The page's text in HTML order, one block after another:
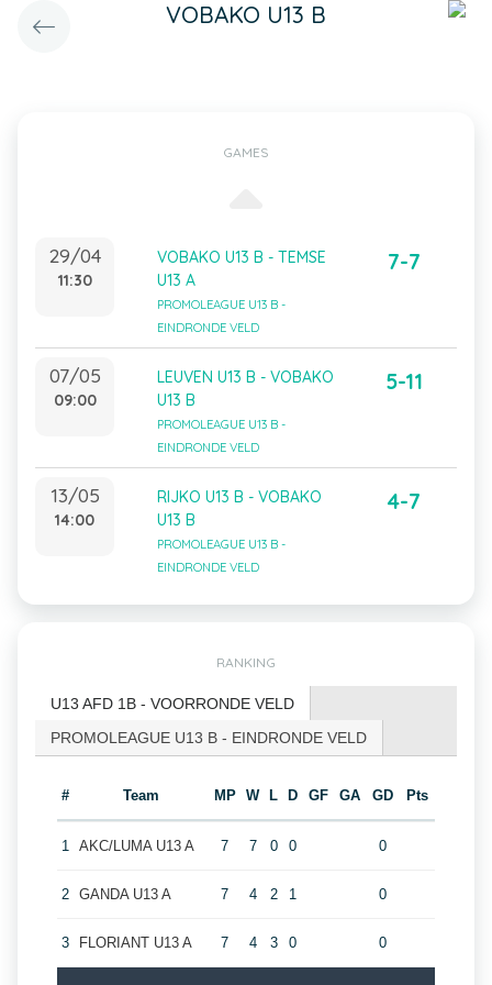
VOBAKO U13 B
GAMES
29/04
11:30
VOBAKO U13 B - TEMSE
U13 A
PROMOLEAGUE U13 B -
EINDRONDE VELD
7-7
07/05
09:00
LEUVEN U13 B - VOBAKO
U13 B
PROMOLEAGUE U13 B -
EINDRONDE VELD
5-11
13/05
14:00
RIJKO U13 B - VOBAKO
U13 B
PROMOLEAGUE U13 B -
EINDRONDE VELD
4-7
RANKING
U13 AFD 1B - VOORRONDE VELD
PROMOLEAGUE U13 B - EINDRONDE VELD
# Team MP W L D GF GA GD Pts
1 AKC/LUMA U13 A 7 7 0 0 0
2 GANDA U13 A 7 4 2 1 0
3 FLORIANT U13 A 7 4 3 0 0